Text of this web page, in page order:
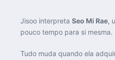
Jisoo interpreta Seo Mi Rae,
pouco tempo para si mesma.
Tudo muda quando ela